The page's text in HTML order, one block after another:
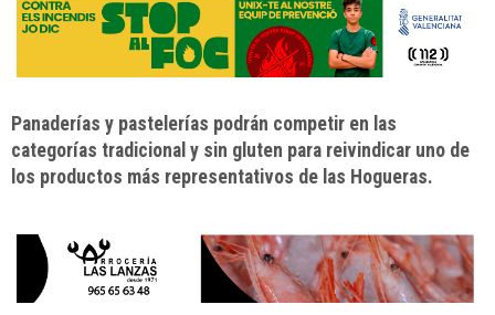
Panaderías y pastelerías podrán competir en las
categorías tradicional y sin gluten para reivindicar uno de
los productos más representativos de las Hogueras.